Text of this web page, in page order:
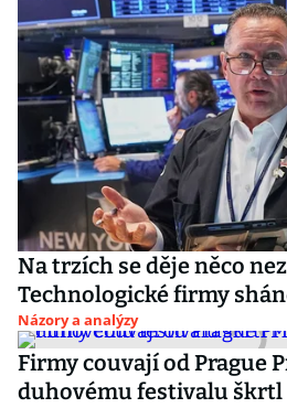
Na trzích se děje něco
Technologické firmy
Názory a analýzy
Firmy couvají od Prague
duhovému festivalu